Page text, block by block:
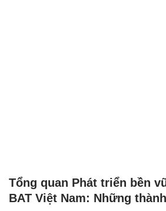
Tổng quan Phát triển bền
BAT Việt Nam: Những